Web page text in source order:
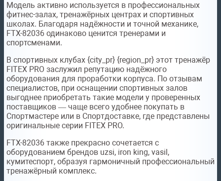
Модель активно используется в профессиональных
фитнес-залах, тренажёрных центрах и спортивных
школах. Благодаря надёжности и точной механике,
FTX-82036 одинаково ценится тренерами и
спортсменами.
В спортивных клубах {city_pr} {region_pr} этот тренажёр
FITEX PRO заслужил репутацию надёжного
оборудования для проработки корпуса. По отзывам
специалистов, при оснащении спортивных залов
выгоднее приобретать такие модели у проверенных
поставщиков — чаще всего удобнее покупать в
Спортмастере или в Спортдоставке, где представлены
оригинальные серии FITEX PRO.
FTX-82036 также прекрасно сочетается с
оборудованием брендов uzsi, iron king, vasil,
кумитеспорт, образуя гармоничный профессиональный
тренажёрный комплекс.